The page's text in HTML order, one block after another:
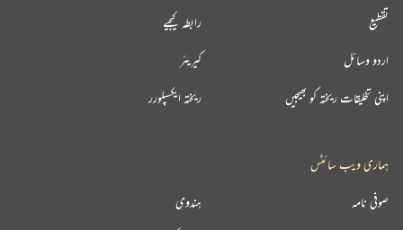
تقطیع
اردو وسائل
اپنی تخلیقات ریختہ کو بھیجیں
رابطہ کیجیے
کیریئر
ریختہ ایکسپلورر
ہماری ویب سائٹس
ہندوی صوفی نامہ